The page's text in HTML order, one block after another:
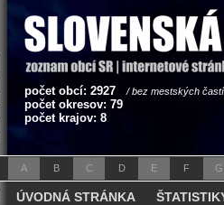
počet obcí: 2927 / bez mestských
počet okresov: 79
počet krajov: 8
A B C D E F G
ÚVODNÁ STRÁNKA